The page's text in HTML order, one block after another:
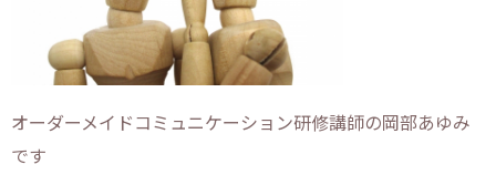
オーダーメイドコミュニケーション研修講師の岡部あゆみ
です